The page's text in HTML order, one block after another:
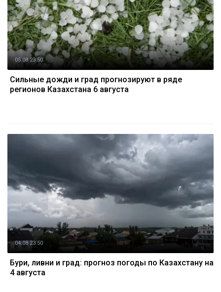
05.08 23:50
Сильные дожди и град прогнозируют в ряде
регионов Казахстана 6 августа
04.08 23:50
Бури, ливни и град: прогноз погоды по Казахстану на
4 августа